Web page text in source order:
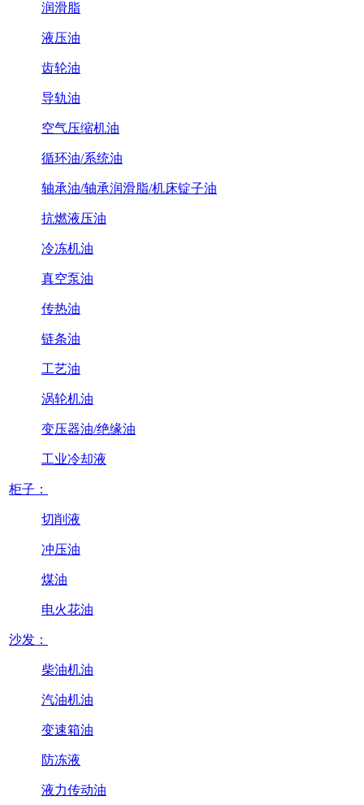
润滑脂
液压油
齿轮油
导轨油
空气压缩机油
循环油/系统油
轴承油/轴承润滑脂/机床锭子油
抗燃液压油
冷冻机油
真空泵油
传热油
链条油
工艺油
涡轮机油
变压器油/绝缘油
工业冷却液
柜子：
切削液
冲压油
煤油
电火花油
沙发：
柴油机油
汽油机油
变速箱油
防冻液
液力传动油